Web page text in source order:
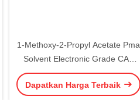
1-Methoxy-2-Propyl Acetate Pma
Solvent Electronic Grade CAS
108-65-6
Dapatkan Harga Terbaik